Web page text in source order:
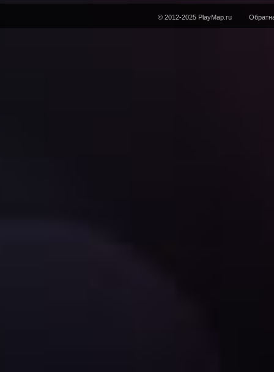
© 2012-2025 PlayMap.ru